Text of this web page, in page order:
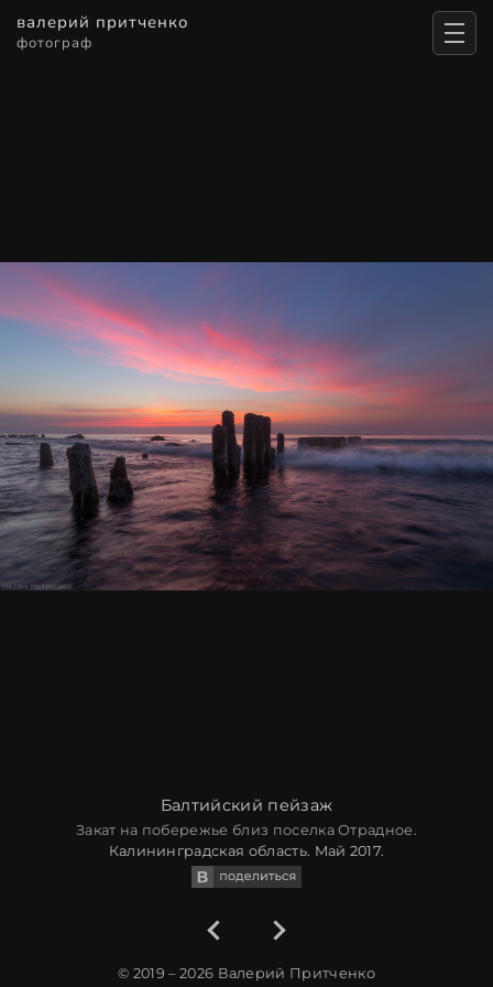
валерий притченко
фотограф
Балтийский пейзаж
Закат на побережье близ поселка Отрадное.
Калининградская область. Май 2017.
© 2019 – 2026 Валерий Притченко